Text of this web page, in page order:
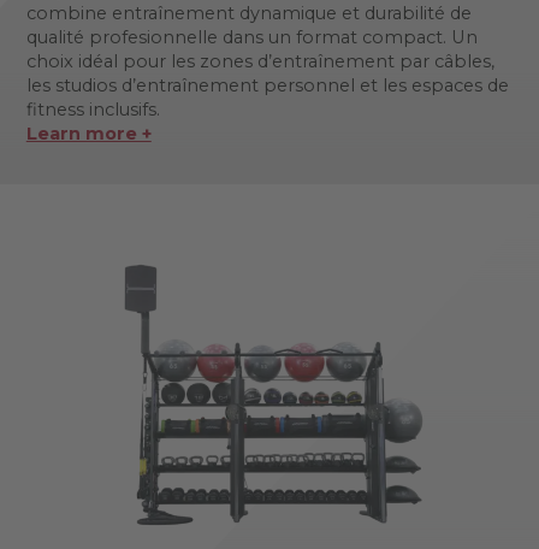
combine entraînement dynamique et durabilité de
qualité profesionnelle dans un format compact. Un
choix idéal pour les zones d’entraînement par câbles,
les studios d’entraînement personnel et les espaces de
fitness inclusifs.
Learn more +